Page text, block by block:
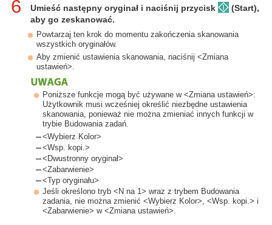
6 Umieść następny oryginał i naciśnij przycisk
(Start),
aby go zeskanować.
Powtarzaj ten krok do momentu zakończenia skanowania
wszystkich oryginałów.
Aby zmienić ustawienia skanowania, naciśnij <Zmiana
ustawień>.
Poniższe funkcje mogą być używane w <Zmiana ustawień>:
Użytkownik musi wcześniej określić niezbędne ustawienia
skanowania, ponieważ nie można zmieniać innych funkcji w
trybie Budowania zadań.
<Wybierz Kolor>
<Wsp. kopi.>
<Dwustronny oryginał>
<Zabarwienie>
<Typ oryginału>
Jeśli określono tryb <N na 1> wraz z trybem Budowania
zadania, nie można zmienić <Wybierz Kolor>, <Wsp. kopi.> i
<Zabarwienie> w <Zmiana ustawień>.